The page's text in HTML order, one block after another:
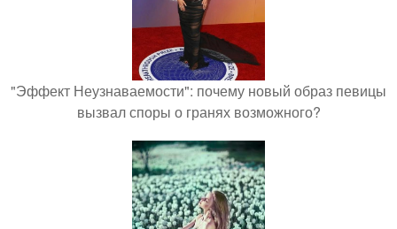
"Эффект Неузнаваемости": почему новый образ певицы
вызвал споры о гранях возможного?